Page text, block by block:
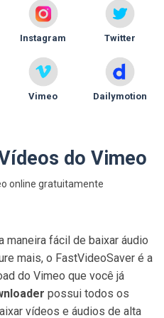
Instagram Twitter
Vimeo Dailymotion
do Vimeo
online gratuitamente
maneira fácil de baixar áudio
mais, o FastVideoSaver é a
do Vimeo que você já
possui todos os
vídeos e áudios de alta